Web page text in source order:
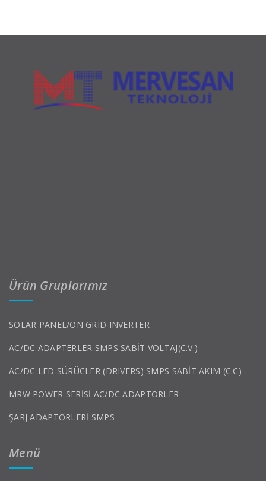
Ürün Gruplarımız
SOLAR PANEL/ON GRID INVERTER
AC/DC ADAPTERLER SMPS SABİT VOLTAJ(C.V.)
AC/DC LED SÜRÜCLER (DRIVERS) SMPS SABİT AKIM (C.C)
MRW POWER SERİSİ AC/DC ADAPTÖRLER
ŞARJ ADAPTÖRLERİ SMPS
Menü